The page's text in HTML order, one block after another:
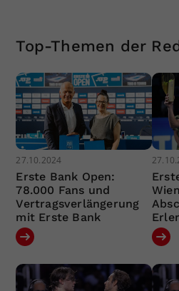
Top-Themen der
27.10.2024
Erste Bank Open:
78.000 Fans und
Vertragsverlängerung
mit Erste Bank